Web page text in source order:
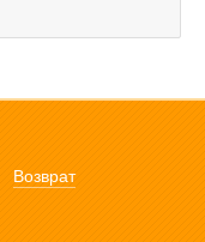
Возврат